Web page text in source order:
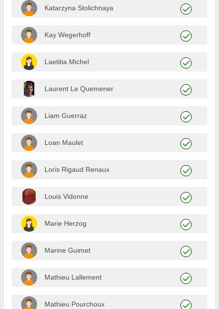
Katarzyna Stolichnaya
Kay Wegerhoff
Laetitia Michel
Laurent Le Quemener
Liam Guerraz
Loan Maulet
Loris Rigaud Renaux
Louis Vidonne
Marie Herzog
Marine Guimet
Mathieu Lallement
Mathieu Pourchoux